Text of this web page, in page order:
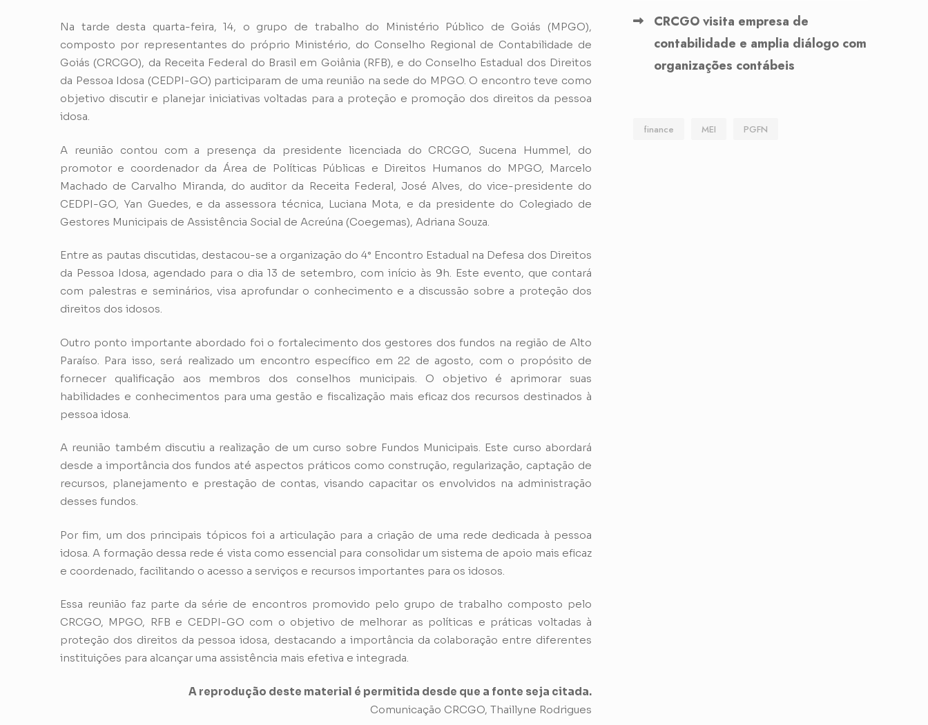
Na tarde desta quarta-feira, 14, o grupo de trabalho do Ministério Público de Goiás (MPGO),
composto por representantes do próprio Ministério, do Conselho Regional de Contabilidade de
Goiás (CRCGO), da Receita Federal do Brasil em Goiânia (RFB), e do Conselho Estadual dos Direitos
da Pessoa Idosa (CEDPI-GO) participaram de uma reunião na sede do MPGO. O encontro teve como
objetivo discutir e planejar iniciativas voltadas para a proteção e promoção dos direitos da pessoa
idosa.
A reunião contou com a presença da presidente licenciada do CRCGO, Sucena Hummel, do
promotor e coordenador da Área de Políticas Públicas e Direitos Humanos do MPGO, Marcelo
Machado de Carvalho Miranda, do auditor da Receita Federal, José Alves, do vice-presidente do
CEDPI-GO, Yan Guedes, e da assessora técnica, Luciana Mota, e da presidente do Colegiado de
Gestores Municipais de Assistência Social de Acreúna (Coegemas), Adriana Souza.
Entre as pautas discutidas, destacou-se a organização do 4° Encontro Estadual na Defesa dos Direitos
da Pessoa Idosa, agendado para o dia 13 de setembro, com início às 9h. Este evento, que contará
com palestras e seminários, visa aprofundar o conhecimento e a discussão sobre a proteção dos
direitos dos idosos.
Outro ponto importante abordado foi o fortalecimento dos gestores dos fundos na região de Alto
Paraíso. Para isso, será realizado um encontro específico em 22 de agosto, com o propósito de
fornecer qualificação aos membros dos conselhos municipais. O objetivo é aprimorar suas
habilidades e conhecimentos para uma gestão e fiscalização mais eficaz dos recursos destinados à
pessoa idosa.
A reunião também discutiu a realização de um curso sobre Fundos Municipais. Este curso abordará
desde a importância dos fundos até aspectos práticos como construção, regularização, captação de
recursos, planejamento e prestação de contas, visando capacitar os envolvidos na administração
desses fundos.
Por fim, um dos principais tópicos foi a articulação para a criação de uma rede dedicada à pessoa
idosa. A formação dessa rede é vista como essencial para consolidar um sistema de apoio mais eficaz
e coordenado, facilitando o acesso a serviços e recursos importantes para os idosos.
Essa reunião faz parte da série de encontros promovido pelo grupo de trabalho composto pelo
CRCGO, MPGO, RFB e CEDPI-GO com o objetivo de melhorar as políticas e práticas voltadas à
proteção dos direitos da pessoa idosa, destacando a importância da colaboração entre diferentes
instituições para alcançar uma assistência mais efetiva e integrada.
A reprodução deste material é permitida desde que a fonte seja citada.
Comunicação CRCGO, Thaillyne Rodrigues
CRCGO visita empresa de
contabilidade e amplia diálogo com
organizações contábeis
finance MEI PGFN